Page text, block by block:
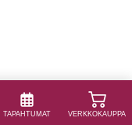
TAPAHTUMAT VERKKOKAUPPA